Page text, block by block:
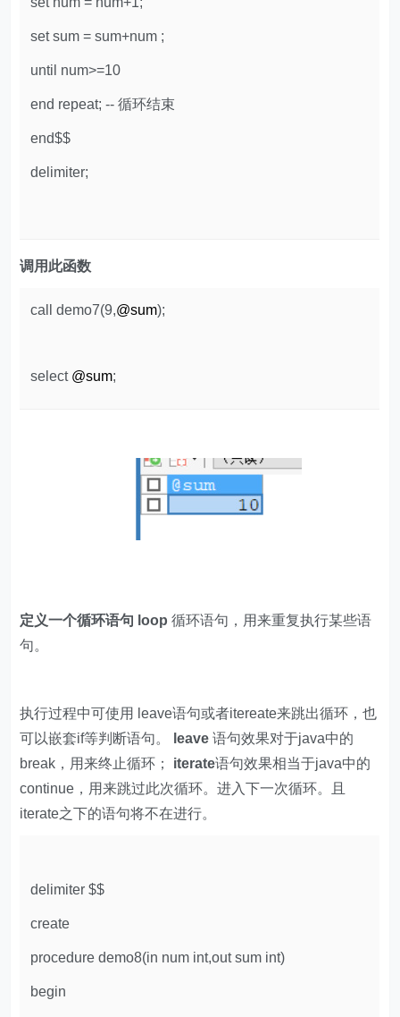
set sum = sum+num ;
until num>=10
end repeat; -- 循环结束
end$$
delimiter;
调用此函数
call demo7(9,@sum);
select @sum;
定义一个循环语句 loop 循环语句，用来重复执行某些语
句。
执行过程中可使用 leave语句或者itereate来跳出循环，也
可以嵌套if等判断语句。
leave 语句效果对于java中的
break，用来终止循环； iterate语句效果相当于java中的
continue，用来跳过此次循环。进入下一次循环。且
iterate之下的语句将不在进行。
delimiter $$
create
procedure demo8(in num int,out sum int)
begin